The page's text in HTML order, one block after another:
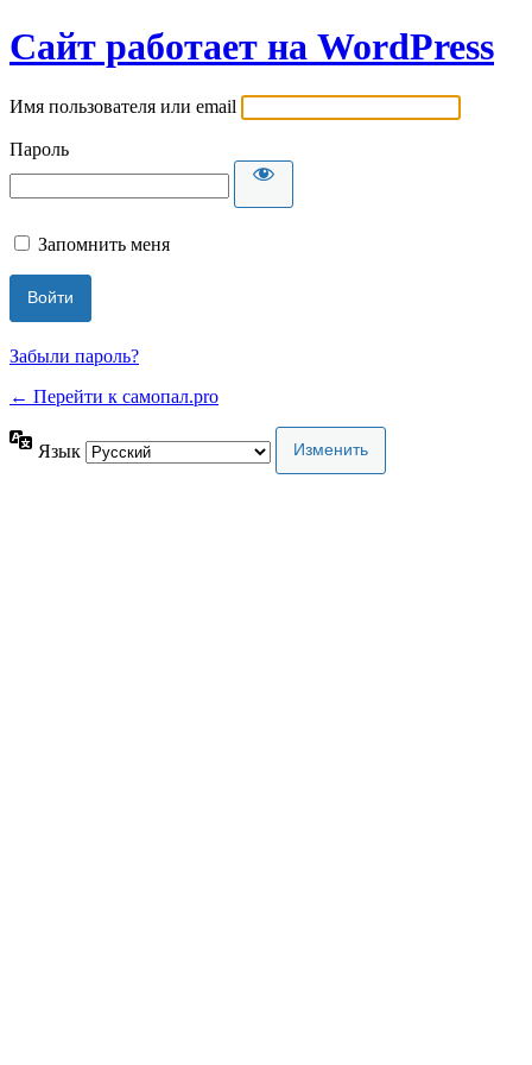
Сайт работает на WordPress
Имя пользователя или email
Пароль
Запомнить меня
Забыли пароль?
← Перейти к самопал.pro
Язык